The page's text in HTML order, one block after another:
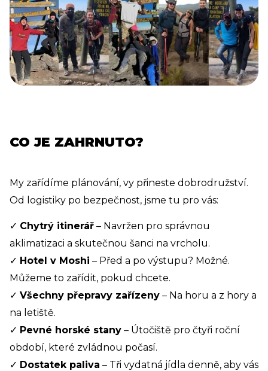
CO JE ZAHRNUTO?
My zařídíme plánování, vy přineste dobrodružství.
Od logistiky po bezpečnost, jsme tu pro vás:
✓ Chytrý itinerář – Navržen pro správnou
aklimatizaci a skutečnou šanci na vrcholu.
✓ Hotel v Moshi – Před a po výstupu? Možné.
Můžeme to zařídit, pokud chcete.
✓ Všechny přepravy zařízeny – Na horu a z hory a
na letiště.
✓ Pevné horské stany – Útočiště pro čtyři roční
období, které zvládnou počasí.
✓ Dostatek paliva – Tři vydatná jídla denně, aby vás